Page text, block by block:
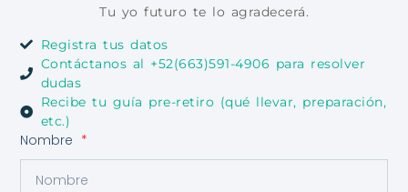
Tu yo futuro te lo agradecerá.
Registra tus datos
Contáctanos al +52(663)591-4906 para resolver
dudas
Recibe tu guía pre-retiro (qué llevar, preparación,
etc.)
Nombre